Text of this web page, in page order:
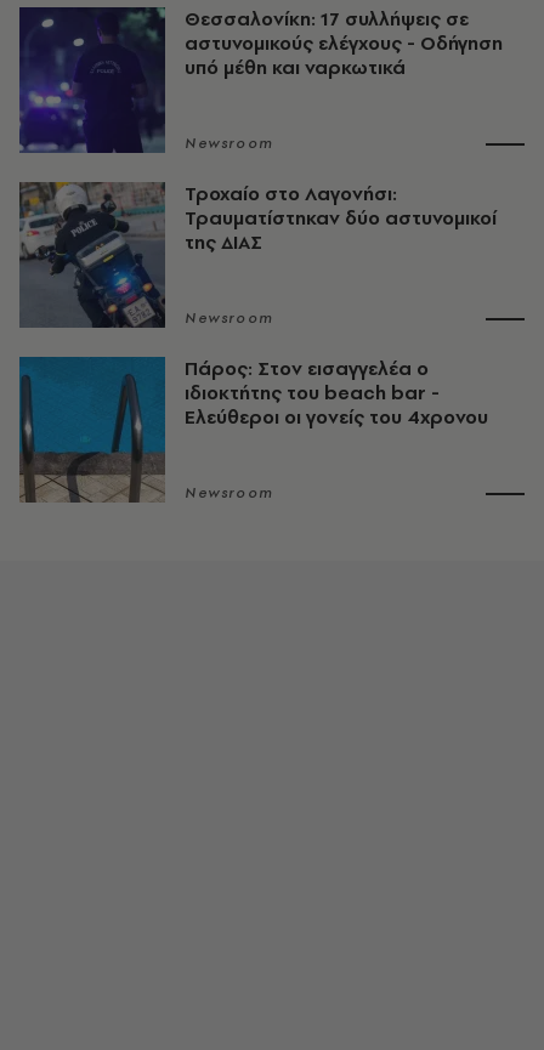
Θεσσαλονίκη: 17 συλλήψεις σε
αστυνομικούς ελέγχους - Οδήγηση
υπό μέθη και ναρκωτικά
Newsroom
Τροχαίο στο Λαγονήσι:
Τραυματίστηκαν δύο αστυνομικοί
της ΔΙΑΣ
Newsroom
Πάρος: Στον εισαγγελέα ο
ιδιοκτήτης του beach bar -
Ελεύθεροι οι γονείς του 4χρονου
Newsroom